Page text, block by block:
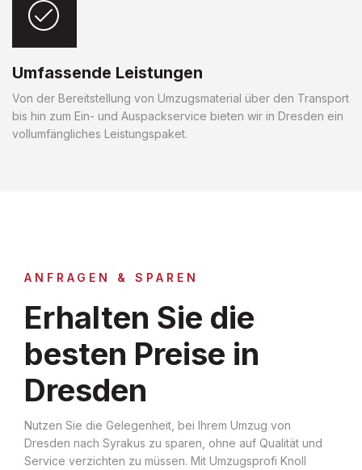
Umfassende Leistungen
Von der Bereitstellung von Umzugsmaterial über den Transport
bis hin zum Ein- und Auspackservice bieten wir in Dresden ein
vollumfängliches Leistungspaket.
ANFRAGEN & SPAREN
Erhalten Sie die
besten Preise in
Dresden
Nutzen Sie die Gelegenheit, bei Ihrem Umzug von
Dresden nach Syrakus zu sparen, ohne auf Qualität und
Service verzichten zu müssen. Mit Umzugsprofi Knoll